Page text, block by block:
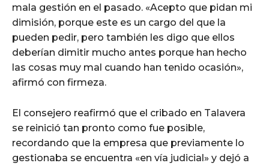
mala gestión en el pasado. «Acepto que pidan mi
dimisión, porque este es un cargo del que la
pueden pedir, pero también les digo que ellos
deberían dimitir mucho antes porque han hecho
las cosas muy mal cuando han tenido ocasión»,
afirmó con firmeza.
El consejero reafirmó que el cribado en Talavera
se reinició tan pronto como fue posible,
recordando que la empresa que previamente lo
gestionaba se encuentra «en vía judicial» y dejó a